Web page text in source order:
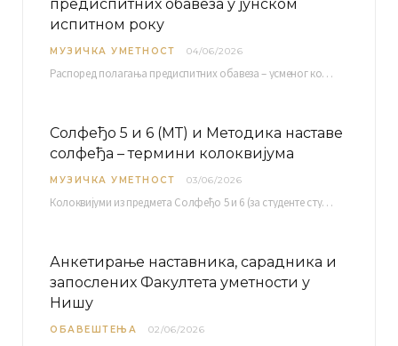
предиспитних обавеза у јунском
испитном року
МУЗИЧКА УМЕТНОСТ 04/06/2026
Распоред полагaња предиспитних обавеза – усменог колоквијума и теста из слушања музике – објављен је…
Солфеђо 5 и 6 (МТ) и Методика наставе
солфеђа – термини колоквијума
МУЗИЧКА УМЕТНОСТ 03/06/2026
Колоквијуми из предмета Солфеђо 5 и 6 (за студенте студијског програма Музичка теорија) и Методика…
Анкетирање наставника, сарадника и
запослених Факултета уметности у
Нишу
ОБАВЕШТЕЊА 02/06/2026